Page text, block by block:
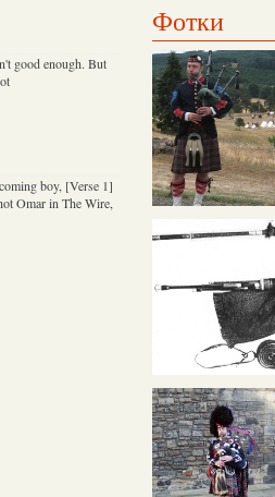
Фотки
good enough. But
boy, [Verse 1]
Omar in The Wire,